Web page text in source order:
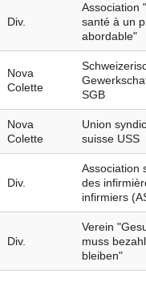
Div.
Association
santé à un
abordable"
Nova
Colette
SGB
Nova
Colette
Union
suisse USS
Div.
Association
des
infirmiers
Div.
Verein
muss
bleiben"